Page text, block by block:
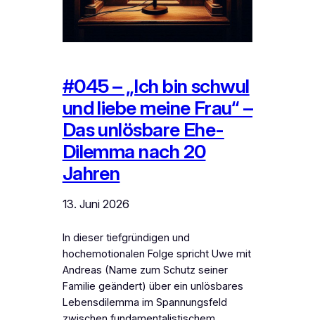
#045 – „Ich bin schwul
und liebe meine Frau“ –
Das unlösbare Ehe-
Dilemma nach 20
Jahren
13. Juni 2026
In dieser tiefgründigen und
hochemotionalen Folge spricht Uwe mit
Andreas (Name zum Schutz seiner
Familie geändert) über ein unlösbares
Lebensdilemma im Spannungsfeld